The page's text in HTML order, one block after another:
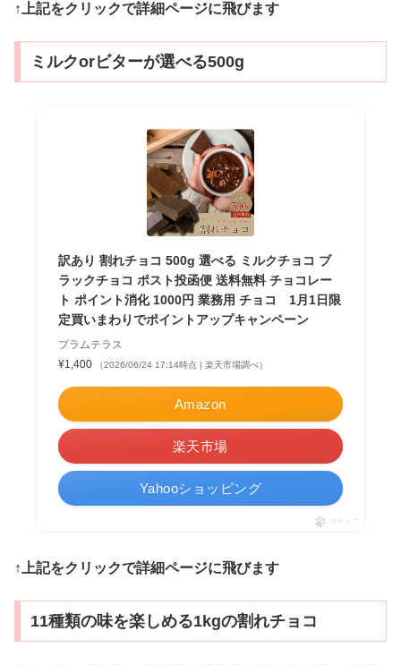
↑上記をクリックで詳細ページに飛びます
ミルクorビターが選べる500g
訳あり 割れチョコ 500g 選べる ミルクチョコ ブ
ラックチョコ ポスト投函便 送料無料 チョコレー
ト ポイント消化 1000円 業務用 チョコ 1月1日限
定買いまわりでポイントアップキャンペーン
プラムテラス
¥1,400
（2026/06/24 17:14時点 | 楽天市場調べ）
Amazon
楽天市場
Yahooショッピング
ポチップ
↑上記をクリックで詳細ページに飛びます
11種類の味を楽しめる1kgの割れチョコ